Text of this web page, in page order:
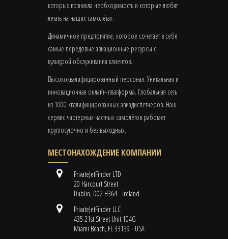
которых возникла необходимость и которые любят
летать на наших самолётах.
Динамичное предприятие, которое сочетает в себе
самые передовые авиационные ресурсы с
культурой обслуживания клиентов.
Высококвалифицированный персонал. Уникальная и
инновационная онлайн-платформа. Глобальная сеть
из 1000 квалифицированных авиадиспетчеров. Наш
сервис чартерных частных самолётов работает
круглосуточно и без выходных.
МЕСТОНАХОЖДЕНИЕ КОМПАНИИ
PrivateJetFinder LTD
20 Harcourt Street
Dublin, D02 H364 - Ireland
PrivateJetFinder LLC
435 21st Street Unit 104G
Miami Beach, FL 33139 - USA